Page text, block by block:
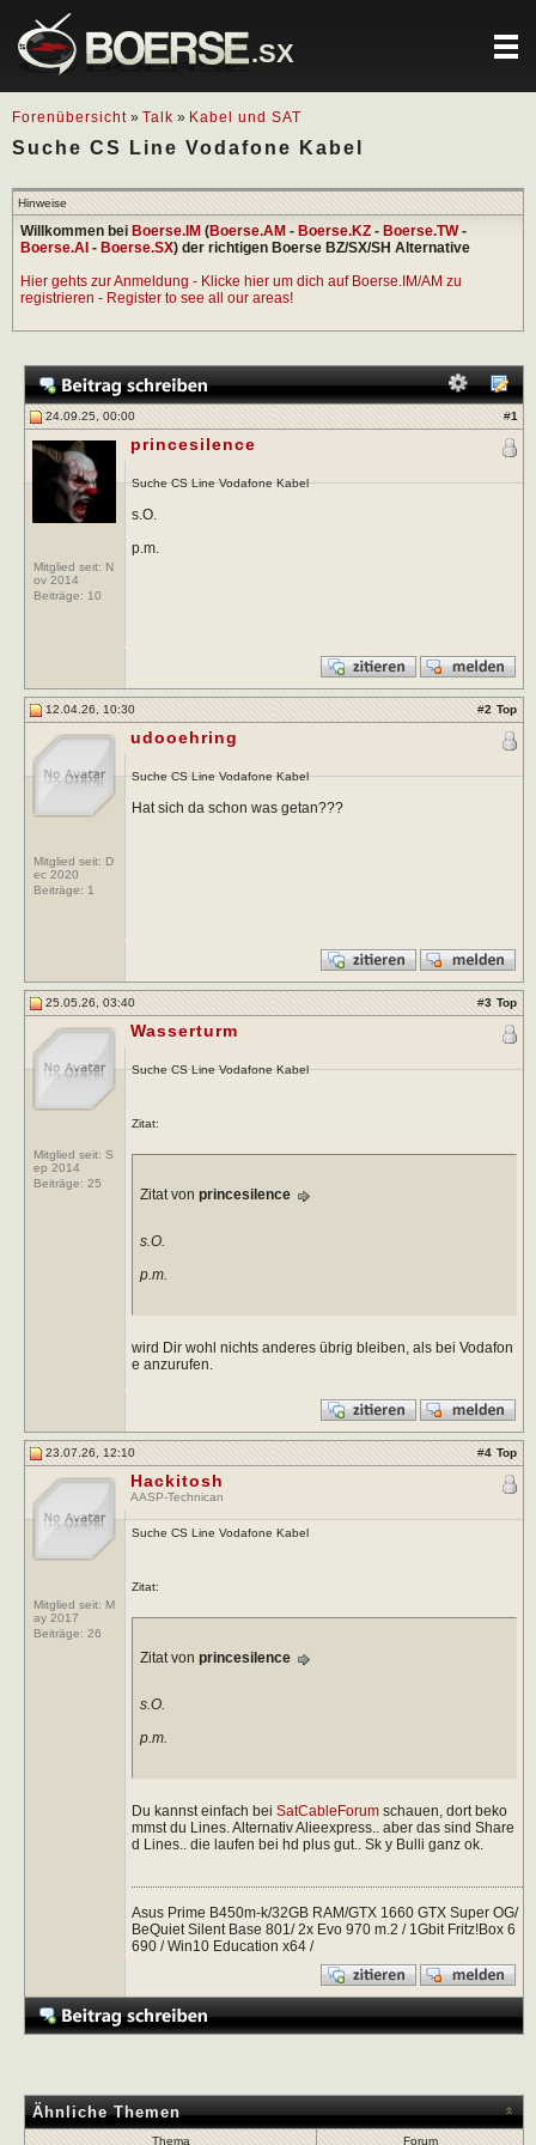
.SX
Forenübersicht » Talk » Kabel und SAT
Suche CS Line Vodafone Kabel
Hinweise
Willkommen bei Boerse.IM (Boerse.AM - Boerse.KZ - Boerse.TW-
Boerse.AI - Boerse.SX) der richtigen Boerse BZ/SX/SH Alternative
Hier gehts zur Anmeldung - Klicke hier um dich auf Boerse.IM/AM zu
registrieren - Register to see all our areas!
24.09.25, 00:00 #1
Mitglied seit: N
ov 2014
Beiträge: 10
princesilence
Suche CS Line Vodafone Kabel
s.O.
p.m.
12.04.26, 10:30 #2 Top
Mitglied seit: D
ec 2020
Beiträge: 1
udooehring
Suche CS Line Vodafone Kabel
Hat sich da schon was getan???
25.05.26, 03:40 #3 Top
Mitglied seit: S
ep 2014
Beiträge: 25
Wasserturm
Suche CS Line Vodafone Kabel
Zitat:
Zitat von princesilence
s.O.
p.m.
wird Dir wohl nichts anderes übrig bleiben, als bei Vodafon
e anzurufen.
23.07.26, 12:10 #4 Top
Mitglied seit: M
ay 2017
Beiträge: 26
Hackitosh
AASP-Technican
Suche CS Line Vodafone Kabel
Zitat:
Zitat von princesilence
s.O.
p.m.
Du kannst einfach bei SatCableForumschauen, dort beko
mmst du Lines. Alternativ Alieexpress.. aber das sind Share
d Lines.. die laufen bei hd plus gut.. Sk y Bulli ganz ok.
Asus Prime B450m-k/32GB RAM/GTX 1660 GTX Super OG/
BeQuiet Silent Base 801/ 2x Evo 970 m.2 / 1Gbit Fritz!Box 6
690 / Win10 Education x64 /
Ähnliche Themen
Thema Forum